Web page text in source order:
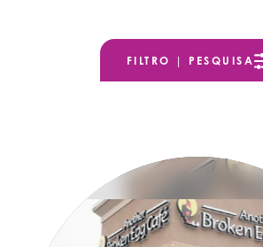
FILTRO | PESQUISA